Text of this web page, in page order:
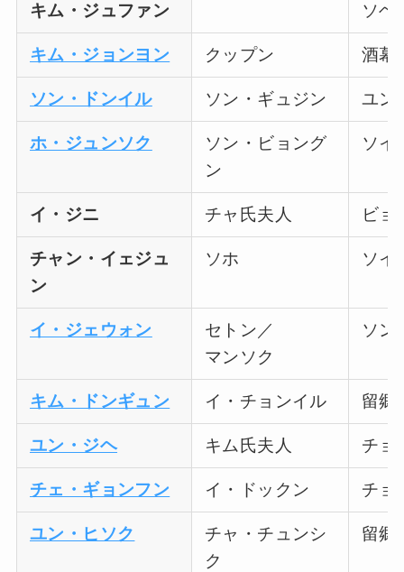
キム・ジュファン ソヘ
キム・ジョンヨン クップン 酒幕
ソン・ドンイル ソン・ギュジン ユン
ホ・ジュンソク
ソン・ビョング
ン
ソイ
イ・ジニ チャ氏夫人 ビョ
チャン・イェジュ
ン
ソホ ソイ
イ・ジェウォン
セトン／
マンソク
ソン
キム・ドンギュン イ・チョンイル 留郷
ユン・ジヘ キム氏夫人 チョ
チェ・ギョンフン イ・ドックン チョ
ユン・ヒソク
チャ・チュンシ
ク
留郷